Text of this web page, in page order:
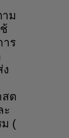
ม
าร
สต
ะ
(